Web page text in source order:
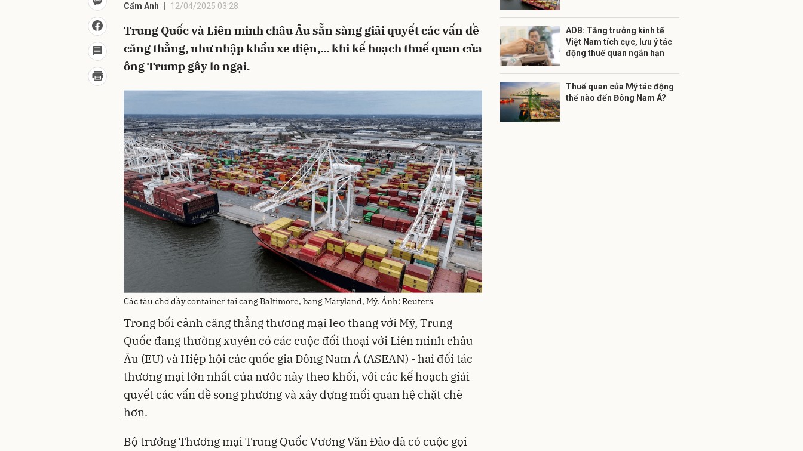
Cẩm Anh 12/04/2025 03:28
Trung Quốc và Liên minh châu Âu sẵn sàng giải quyết các vấn đề
căng thẳng, như nhập khẩu xe điện,... khi kế hoạch thuế quan của
ông Trump gây lo ngại.
Các tàu chở đầy container tại cảng Baltimore, bang Maryland, Mỹ. Ảnh: Reuters
Trong bối cảnh căng thẳng thương mại leo thang với Mỹ, Trung
Quốc đang thường xuyên có các cuộc đối thoại với Liên minh châu
Âu (EU) và Hiệp hội các quốc gia Đông Nam Á (ASEAN) - hai đối tác
thương mại lớn nhất của nước này theo khối, với các kế hoạch giải
quyết các vấn đề song phương và xây dựng mối quan hệ chặt chẽ
hơn.
Bộ trưởng Thương mại Trung Quốc Vương Văn Đào đã có cuộc gọi
ADB: Tăng trưởng kinh tế
Việt Nam tích cực, lưu ý tác
động thuế quan ngắn hạn
Thuế quan của Mỹ tác động
thế nào đến Đông Nam Á?